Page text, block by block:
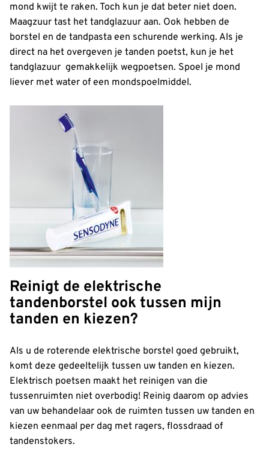
mond kwijt te raken. Toch kun je dat beter niet doen.
Maagzuur tast het tandglazuur aan. Ook hebben de
borstel en de tandpasta een schurende werking. Als je
direct na het overgeven je tanden poetst, kun je het
tandglazuur gemakkelijk wegpoetsen. Spoel je mond
liever met water of een mondspoelmiddel.
Reinigt de elektrische
tandenborstel ook tussen mijn
tanden en kiezen?
Als u de roterende elektrische borstel goed gebruikt,
komt deze gedeeltelijk tussen uw tanden en kiezen.
Elektrisch poetsen maakt het reinigen van die
tussenruimten niet overbodig! Reinig daarom op advies
van uw behandelaar ook de ruimten tussen uw tanden en
kiezen eenmaal per dag met ragers, flossdraad of
tandenstokers.